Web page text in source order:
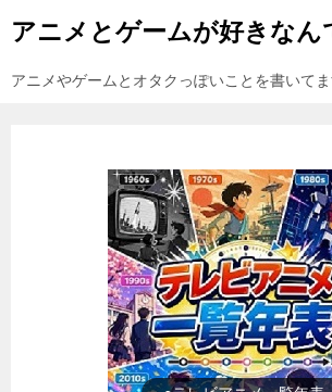
アニメとゲームが好きなん
アニメやゲームとオタクっぽいことを書いて